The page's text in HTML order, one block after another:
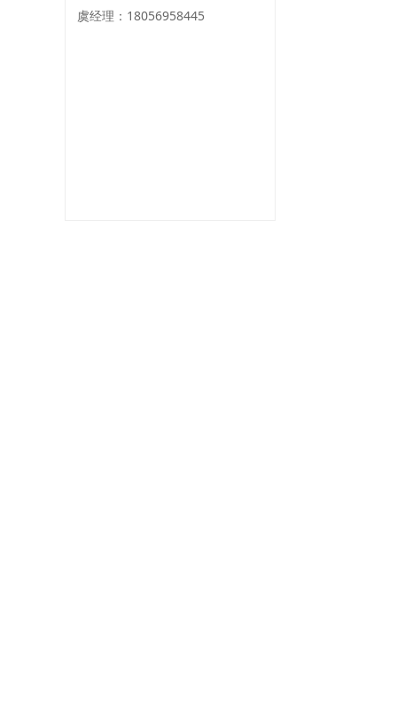
虞经理：18056958445